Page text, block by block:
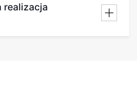
realizacja